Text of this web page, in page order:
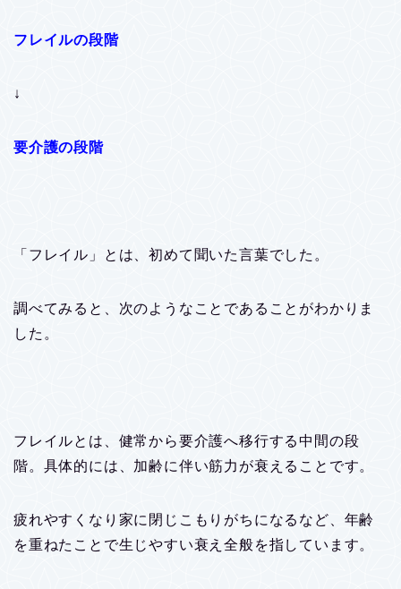
フレイルの段階
↓
要介護の段階
「フレイル」とは、初めて聞いた言葉でした。
調べてみると、次のようなことであることがわかりま
した。
フレイルとは、健常から要介護へ移行する中間の段
階。具体的には、加齢に伴い筋力が衰えることです。
疲れやすくなり家に閉じこもりがちになるなど、年齢
を重ねたことで生じやすい衰え全般を指しています。